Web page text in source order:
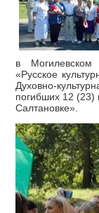
в
«Русское
Духовно-
погибших 12 (23)
Салтановке».